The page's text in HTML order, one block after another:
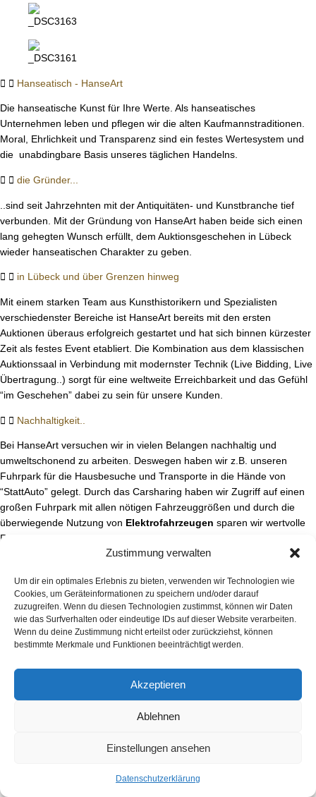
Zustimmung verwalten
Um dir ein optimales Erlebnis zu bieten, verwenden wir Technologien wie
Cookies, um Geräteinformationen zu speichern und/oder darauf
zuzugreifen. Wenn du diesen Technologien zustimmst, können wir Daten
wie das Surfverhalten oder eindeutige IDs auf dieser Website verarbeiten.
Wenn du deine Zustimmung nicht erteilst oder zurückziehst, können
bestimmte Merkmale und Funktionen beeinträchtigt werden.
Akzeptieren
Ablehnen
Einstellungen ansehen
Datenschutzerklärung
Hanseatisch - HanseArt
Die hanseatische Kunst für Ihre Werte. Als hanseatisches
Unternehmen leben und pflegen wir die alten Kaufmannstraditionen.
Moral, Ehrlichkeit und Transparenz sind ein festes Wertesystem und
die unabdingbare Basis unseres täglichen Handelns.
die Gründer...
..sind seit Jahrzehnten mit der Antiquitäten- und Kunstbranche tief
verbunden. Mit der Gründung von HanseArt haben beide sich einen
lang gehegten Wunsch erfüllt, dem Auktionsgeschehen in Lübeck
wieder hanseatischen Charakter zu geben.
in Lübeck und über Grenzen hinweg
Mit einem starken Team aus Kunsthistorikern und Spezialisten
verschiedenster Bereiche ist HanseArt bereits mit den ersten
Auktionen überaus erfolgreich gestartet und hat sich binnen kürzester
Zeit als festes Event etabliert. Die Kombination aus dem klassischen
Auktionssaal in Verbindung mit modernster Technik (Live Bidding, Live
Übertragung..) sorgt für eine weltweite Erreichbarkeit und das Gefühl
“im Geschehen” dabei zu sein für unsere Kunden.
Nachhaltigkeit..
Bei HanseArt versuchen wir in vielen Belangen nachhaltig und
umweltschonend zu arbeiten. Deswegen haben wir z.B. unseren
Fuhrpark für die Hausbesuche und Transporte in die Hände von
“StattAuto” gelegt. Durch das Carsharing haben wir Zugriff auf einen
großen Fuhrpark mit allen nötigen Fahrzeuggrößen und durch die
überwiegende Nutzung von Elektrofahrzeugen sparen wir wertvolle
Ressourcen für eine saubere Umwelt ein.
Mit den ersten HanseArt Auktionen konnten wir eindrucksvoll starten
und dieses gesellschaftliche Ereignis wieder auf ein hanseatisches
Niveau heben. Die Kombination aus aus traditionellen Bietersaal, Live
Übertragung & “Bidding” im Internet und letztendlich hanseatischer
Zuverlässigkeit haben sich bewährt. Auktionen haben in Lübeck wieder
eine erste Adresse.
An 4 bis 5 Terminen im Jahr führen wir in der Mengstraße Auktionen
überschaubar, kurzweilig und geprägt von hochwertigen Preziosen.